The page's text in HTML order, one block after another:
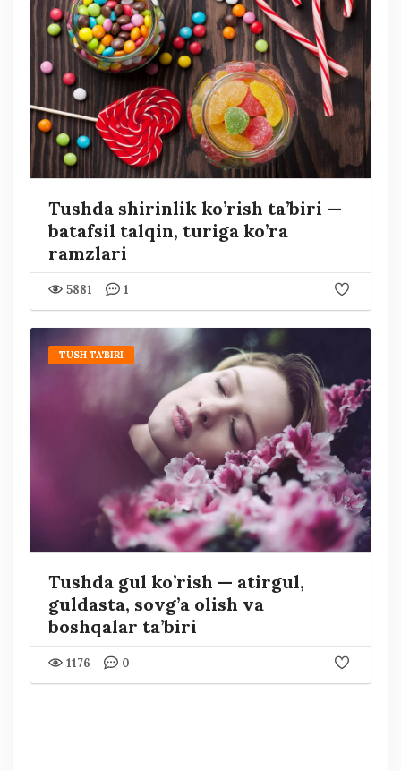
Tushda shirinlik ko’rish ta’biri —
batafsil talqin, turiga ko’ra
ramzlari
5881 1
TUSH TA'BIRI
Tushda gul ko’rish — atirgul,
guldasta, sovg’a olish va
boshqalar ta’biri
1176 0